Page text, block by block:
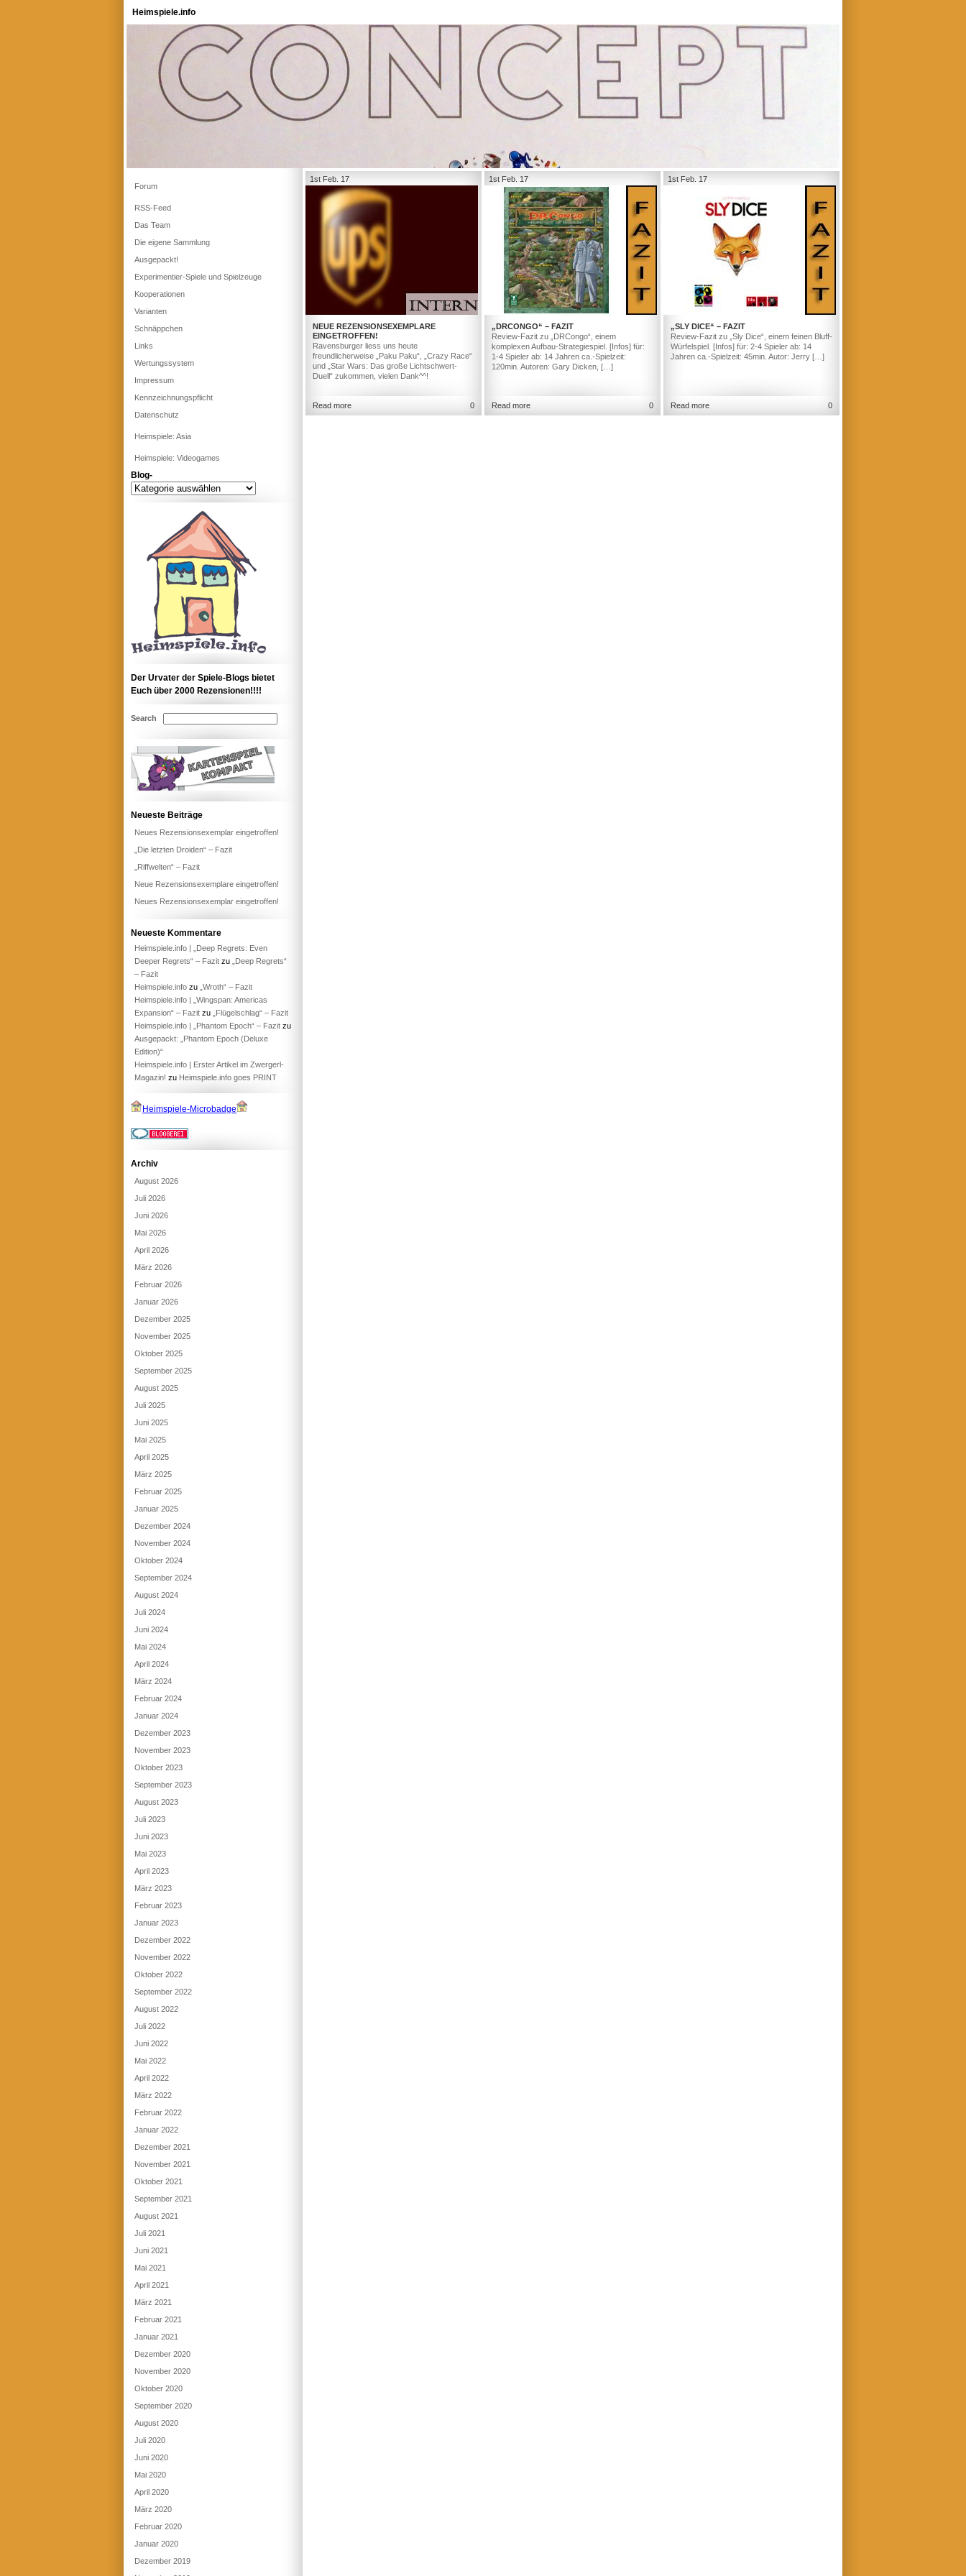
Heimspiele.info
1st Feb. 17
NEUE REZENSIONSEXEMPLARE
EINGETROFFEN!
Ravensburger liess uns heute
freundlicherweise „Paku Paku“, „Crazy Race“
und „Star Wars: Das große Lichtschwert-
Duell“ zukommen, vielen Dank^^!
Read more 0
1st Feb. 17
„DRCONGO“ – FAZIT
Review-Fazit zu „DRCongo“, einem
komplexen Aufbau-Strategiespiel. [Infos] für:
1-4 Spieler ab: 14 Jahren ca.-Spielzeit:
120min. Autoren: Gary Dicken, […]
Read more 0
1st Feb. 17
„SLY DICE“ – FAZIT
Review-Fazit zu „Sly Dice“, einem feinen Bluff-
Würfelspiel. [Infos] für: 2-4 Spieler ab: 14
Jahren ca.-Spielzeit: 45min. Autor: Jerry […]
Read more 0
Forum
RSS-Feed
Das Team
Die eigene Sammlung
Ausgepackt!
Experimentier-Spiele und Spielzeuge
Kooperationen
Varianten
Schnäppchen
Links
Wertungssystem
Impressum
Kennzeichnungspflicht
Datenschutz
Heimspiele: Asia
Heimspiele: Videogames
Blog-
Blog-
Der Urvater der Spiele-Blogs bietet
Euch über 2000 Rezensionen!!!!
Search
Neueste Beiträge
Neues Rezensionsexemplar eingetroffen!
„Die letzten Droiden“ – Fazit
„Riffwelten“ – Fazit
Neue Rezensionsexemplare eingetroffen!
Neues Rezensionsexemplar eingetroffen!
Neueste Kommentare
Heimspiele.info | „Deep Regrets: Even
Deeper Regrets“ – Fazit zu
„Deep Regrets“
– Fazit
Heimspiele.info zu „Wroth“ – Fazit
Heimspiele.info | „Wingspan: Americas
Expansion“ – Fazit zu
„Flügelschlag“ – Fazit
Heimspiele.info | „Phantom Epoch“ – Fazit zu
Ausgepackt: „Phantom Epoch (Deluxe
Edition)“
Heimspiele.info | Erster Artikel im Zwergerl-
Magazin! zu Heimspiele.info goes PRINT
Heimspiele-Microbadge
Archiv
August 2026
Juli 2026
Juni 2026
Mai 2026
April 2026
März 2026
Februar 2026
Januar 2026
Dezember 2025
November 2025
Oktober 2025
September 2025
August 2025
Juli 2025
Juni 2025
Mai 2025
April 2025
März 2025
Februar 2025
Januar 2025
Dezember 2024
November 2024
Oktober 2024
September 2024
August 2024
Juli 2024
Juni 2024
Mai 2024
April 2024
März 2024
Februar 2024
Januar 2024
Dezember 2023
November 2023
Oktober 2023
September 2023
August 2023
Juli 2023
Juni 2023
Mai 2023
April 2023
März 2023
Februar 2023
Januar 2023
Dezember 2022
November 2022
Oktober 2022
September 2022
August 2022
Juli 2022
Juni 2022
Mai 2022
April 2022
März 2022
Februar 2022
Januar 2022
Dezember 2021
November 2021
Oktober 2021
September 2021
August 2021
Juli 2021
Juni 2021
Mai 2021
April 2021
März 2021
Februar 2021
Januar 2021
Dezember 2020
November 2020
Oktober 2020
September 2020
August 2020
Juli 2020
Juni 2020
Mai 2020
April 2020
März 2020
Februar 2020
Januar 2020
Dezember 2019